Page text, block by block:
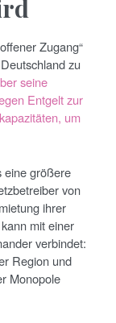
Zugang“
zu
seine
Entgelt zur
um
eine größere
von
ihrer
mit einer
verbindet:
Region und
Monopole